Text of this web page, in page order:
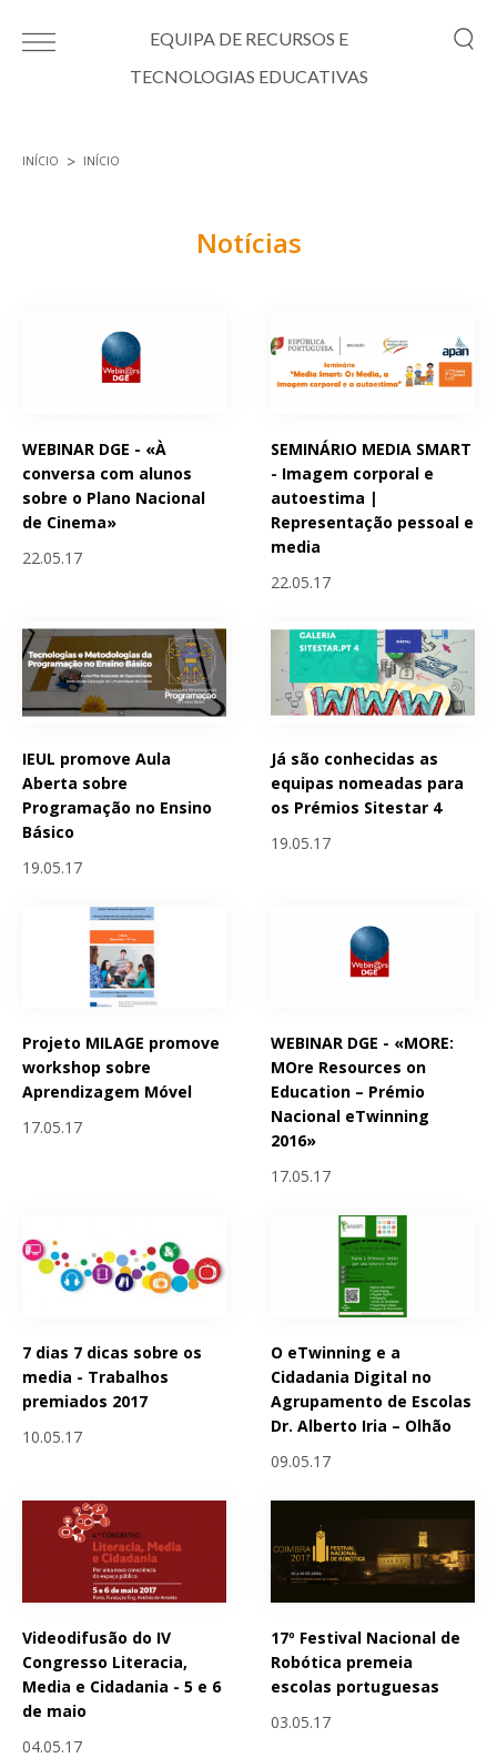
EQUIPA DE RECURSOS E
TECNOLOGIAS EDUCATIVAS
INÍCIO INÍCIO
Notícias
WEBINAR DGE - «À
conversa com alunos
sobre o Plano Nacional
de Cinema»
22.05.17
SEMINÁRIO MEDIA SMART
- Imagem corporal e
autoestima |
Representação pessoal e
media
22.05.17
IEUL promove Aula
Aberta sobre
Programação no Ensino
Básico
19.05.17
Já são conhecidas as
equipas nomeadas para
os Prémios Sitestar 4
19.05.17
Projeto MILAGE promove
workshop sobre
Aprendizagem Móvel
17.05.17
WEBINAR DGE - «MORE:
MOre Resources on
Education – Prémio
Nacional eTwinning
2016»
17.05.17
7 dias 7 dicas sobre os
media - Trabalhos
premiados 2017
10.05.17
O eTwinning e a
Cidadania Digital no
Agrupamento de Escolas
Dr. Alberto Iria – Olhão
09.05.17
Videodifusão do IV
Congresso Literacia,
Media e Cidadania - 5 e 6
de maio
04.05.17
17º Festival Nacional de
Robótica premeia
escolas portuguesas
03.05.17
Páginas